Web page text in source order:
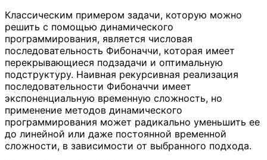
Классическим примером задачи, которую можно
решить с помощью динамического
программирования, является числовая
последовательность Фибоначчи, которая имеет
перекрывающиеся подзадачи и оптимальную
подструктуру. Наивная рекурсивная реализация
последовательности Фибоначчи имеет
экспоненциальную временную сложность, но
применение методов динамического
программирования может радикально уменьшить ее
до линейной или даже постоянной временной
сложности, в зависимости от выбранного подхода.